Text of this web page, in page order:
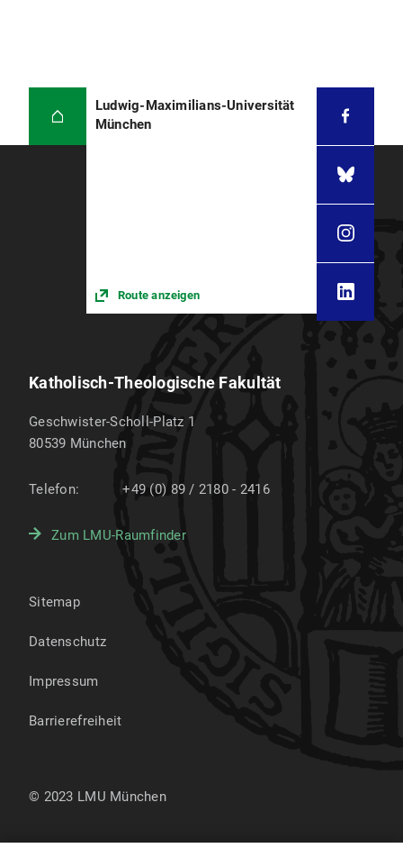
Ludwig-Maximilians-Universität
München
Route anzeigen
Katholisch-Theologische Fakultät
Geschwister-Scholl-Platz 1
80539 München
Telefon: +49 (0) 89 / 2180 - 2416
Zum LMU-Raumfinder
Sitemap
Datenschutz
Impressum
Barrierefreiheit
© 2023 LMU München